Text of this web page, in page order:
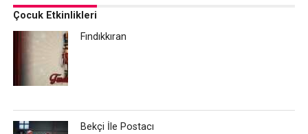
Çocuk Etkinlikleri
Fındıkkıran
Bekçi İle Postacı